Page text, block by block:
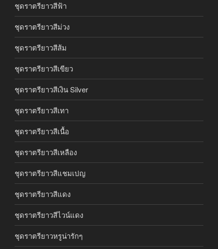
ชุดราตรียาวสีฟ้า
ชุดราตรียาวสีม่วง
ชุดราตรียาวสีส้ม
ชุดราตรียาวสีเขียว
ชุดราตรียาวสีเงิน Silver
ชุดราตรียาวสีเทา
ชุดราตรียาวสีเนื้อ
ชุดราตรียาวสีเหลือง
ชุดราตรียาวสีแชมเปญ
ชุดราตรียาวสีแดง
ชุดราตรียาวสีไวน์แดง
ชุดราตรียาวหรูน่ารักๆ